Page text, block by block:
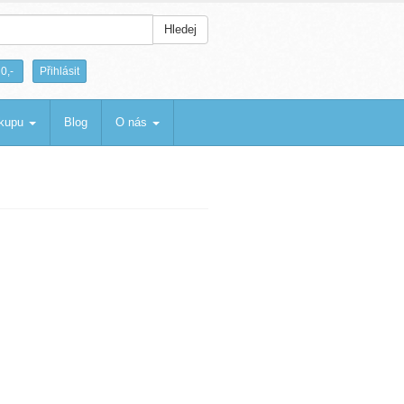
Hledej
0,- Přihlásit
Blog O nás